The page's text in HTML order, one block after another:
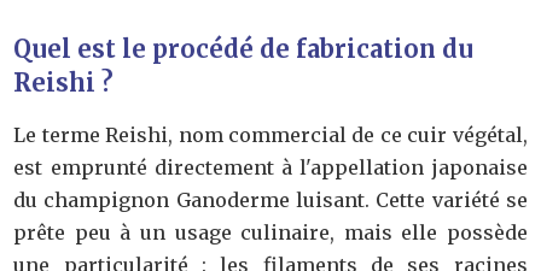
Quel est le procédé de fabrication du
Reishi ?
Le terme Reishi, nom commercial de ce cuir végétal,
est emprunté directement à l'appellation japonaise
du champignon Ganoderme luisant. Cette variété se
prête peu à un usage culinaire, mais elle possède
une particularité : les filaments de ses racines